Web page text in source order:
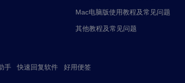
Mac电脑版使用教程及常见问题
其他教程及常见问题
手 快速回复软件 好用便签